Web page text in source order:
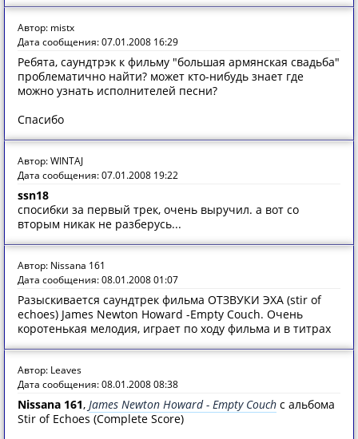
Автор: mistx
Дата сообщения: 07.01.2008 16:29
Ребята, саундтрэк к фильму "большая армянская свадьба"
проблематично найти? может кто-нибудь знает где
можно узнать исполнителей песни?
Спасибо
Автор: WINTAJ
Дата сообщения: 07.01.2008 19:22
ssn18
спосибки за первый трек, очень выручил. а вот со
вторым никак не разберусь...
Автор: Nissana 161
Дата сообщения: 08.01.2008 01:07
Разыскивается саундтрек фильма ОТЗВУКИ ЭХА (stir of
echoes) James Newton Howard -Empty Couch. Очень
коротенькая мелодия, играет по ходу фильма и в титрах
Автор: Leaves
Дата сообщения: 08.01.2008 08:38
Nissana 161, James Newton Howard - Empty Couch с альбома
Stir of Echoes (Complete Score)